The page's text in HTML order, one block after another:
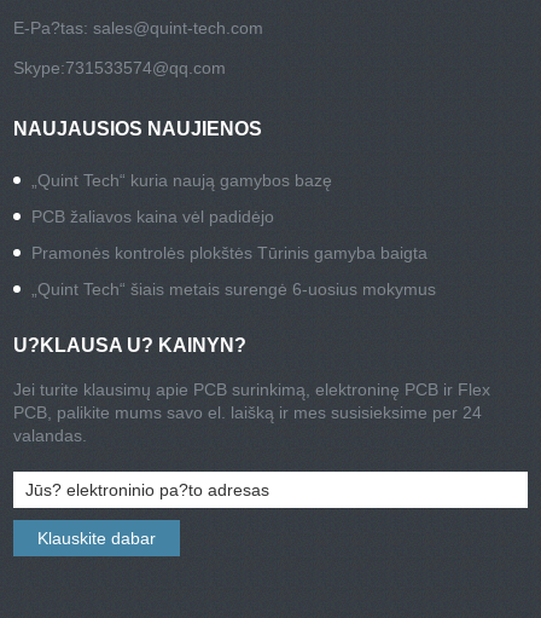
E-Pa?tas:sales@quint-tech.com
Skype:731533574@qq.com
NAUJAUSIOS NAUJIENOS
„Quint Tech“ kuria naują gamybos bazę
PCB žaliavos kaina vėl padidėjo
Pramonės kontrolės plokštės Tūrinis gamyba baigta
„Quint Tech“ šiais metais surengė 6-uosius mokymus
U?KLAUSA U? KAINYN?
Jei turite klausimų apie PCB surinkimą, elektroninę PCB ir Flex
PCB, palikite mums savo el. laišką ir mes susisieksime per 24
valandas.